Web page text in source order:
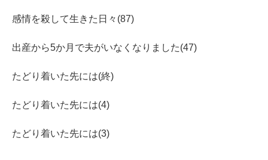
感情を殺して生きた日々(87)
出産から5か月で夫がいなくなりました(47)
たどり着いた先には(終)
たどり着いた先には(4)
たどり着いた先には(3)